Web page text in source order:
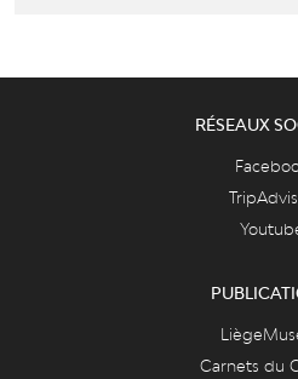
RÉSEAUX
Carnets du